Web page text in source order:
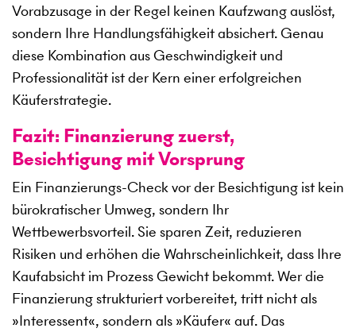
Vorabzusage in der Regel keinen Kaufzwang auslöst,
sondern Ihre Handlungsfähigkeit absichert. Genau
diese Kombination aus Geschwindigkeit und
Professionalität ist der Kern einer erfolgreichen
Käuferstrategie.
Fazit: Finanzierung zuerst,
Besichtigung mit Vorsprung
Ein Finanzierungs-Check vor der Besichtigung ist kein
bürokratischer Umweg, sondern Ihr
Wettbewerbsvorteil. Sie sparen Zeit, reduzieren
Risiken und erhöhen die Wahrscheinlichkeit, dass Ihre
Kaufabsicht im Prozess Gewicht bekommt. Wer die
Finanzierung strukturiert vorbereitet, tritt nicht als
»Interessent«, sondern als »Käufer« auf. Das